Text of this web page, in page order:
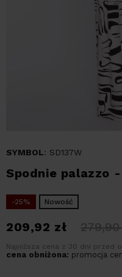
SYMBOL: SD137W
Spodnie palazzo
-25% Nowość
209,92 zł
Najniższa cena z 30 dni przed
cena obniżona: promocja